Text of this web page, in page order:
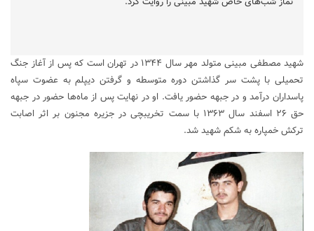
شهید مصطفی مبینی متولد مهر سال ۱۳۴۴ در تهران است که پس از آغاز جنگ
تحمیلی با پشت سر گذاشتن دوره متوسطه و گرفتن دیپلم به عضوت سپاه
پاسداران درآمد و در جبهه حضور یافت. او در نهایت پس از ماه‌ها حضور در جبهه
حق ۲۶ اسفند سال ۱۳۶۳ با سمت تخریبچی در جزیره مجنون بر اثر اصابت
ترکش خمپاره به شکم شهید شد.